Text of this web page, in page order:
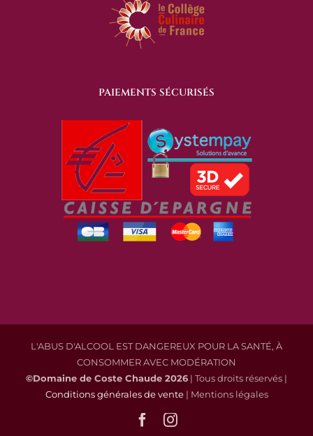
PAIEMENTS SÉCURISÉS
L'ABUS D'ALCOOL EST DANGEREUX POUR LA SANTÉ, À
CONSOMMER AVEC MODÉRATION
©Domaine de Coste Chaude 2026 | Tous droits réservés |
Conditions générales de vente| Mentions légales
FacebookInstagram